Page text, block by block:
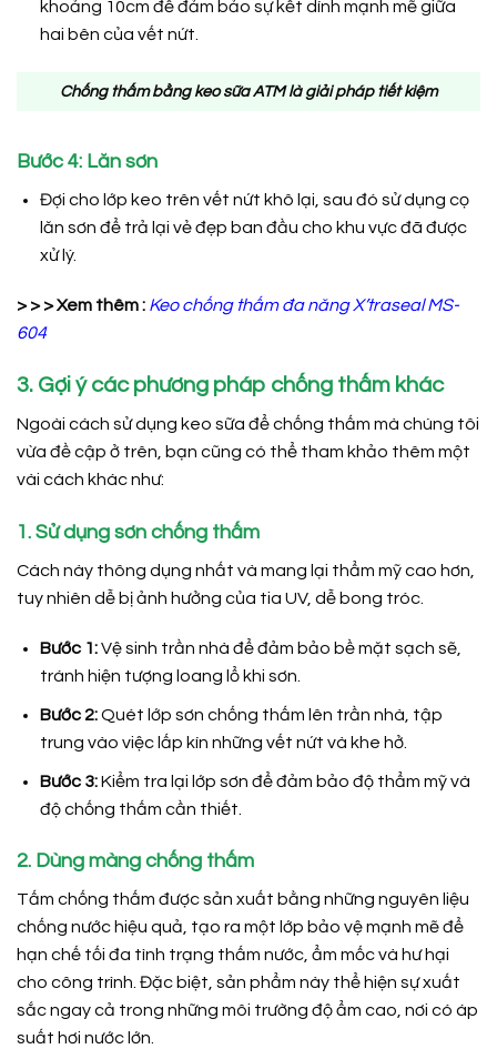
khoảng 10cm để đảm bảo sự kết dính mạnh mẽ giữa
hai bên của vết nứt.
Chống thấm bằng keo sữa ATM là giải pháp tiết kiệm
Bước 4: Lăn sơn
Đợi cho lớp keo trên vết nứt khô lại, sau đó sử dụng cọ
lăn sơn để trả lại vẻ đẹp ban đầu cho khu vực đã được
xử lý.
> > > Xem thêm : Keo chống thấm đa năngX’traseal MS-
604
3. Gợi ý các phương pháp chống thấm khác
Ngoài cách sử dụng keo sữa để chống thấm mà chúng tôi
vừa đề cập ở trên, bạn cũng có thể tham khảo thêm một
vài cách khác như:
1. Sử dụng sơn chống thấm
Cách này thông dụng nhất và mang lại thẩm mỹ cao hơn,
tuy nhiên dễ bị ảnh hưởng của tia UV, dễ bong tróc.
Bước 1:Vệ sinh trần nhà để đảm bảo bề mặt sạch sẽ,
tránh hiện tượng loang lổ khi sơn.
Bước 2:Quét lớp sơn chống thấm lên trần nhà, tập
trung vào việc lấp kín những vết nứt và khe hở.
Bước 3:Kiểm tra lại lớp sơn để đảm bảo độ thẩm mỹ và
độ chống thấm cần thiết.
2. Dùng màng chống thấm
Tấm chống thấm được sản xuất bằng những nguyên liệu
chống nước hiệu quả, tạo ra một lớp bảo vệ mạnh mẽ để
hạn chế tối đa tình trạng thấm nước, ẩm mốc và hư hại
cho công trình. Đặc biệt, sản phẩm này thể hiện sự xuất
sắc ngay cả trong những môi trường độ ẩm cao, nơi có áp
suất hơi nước lớn.